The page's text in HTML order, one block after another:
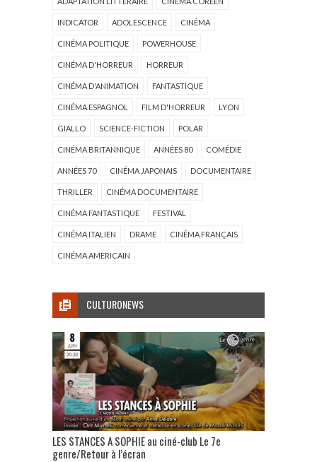
INDICATOR ADOLESCENCE CINÉMA
CINÉMA POLITIQUE POWERHOUSE
CINÉMA D'HORREUR HORREUR
CINÉMA D'ANIMATION FANTASTIQUE
CINÉMA ESPAGNOL FILM D'HORREUR LYON
GIALLO SCIENCE-FICTION POLAR
CINÉMA BRITANNIQUE ANNÉES 80 COMÉDIE
ANNÉES 70 CINÉMA JAPONAIS DOCUMENTAIRE
THRILLER CINÉMA DOCUMENTAIRE
CINÉMA FANTASTIQUE FESTIVAL
CINÉMA ITALIEN DRAME CINÉMA FRANÇAIS
CINÉMA AMERICAIN
CULTURONEWS
LES STANCES A SOPHIE au ciné-club Le 7e
genre/Retour à l’écran